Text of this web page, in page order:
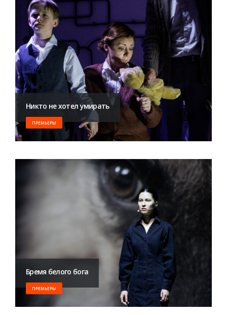
Никто не хотел умирать
ПРЕМЬЕРЫ
Бремя белого бога
ПРЕМЬЕРЫ